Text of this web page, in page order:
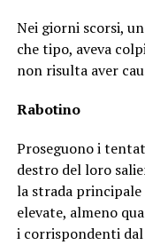
Nei giorni scorsi,
che tipo, aveva
non risulta aver
Rabotino
Proseguono i
destro del loro
la strada
elevate, almeno
i corrispondenti